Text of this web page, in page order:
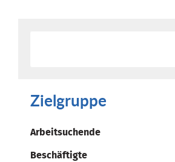
Zielgruppe
Arbeitsuchende
Beschäftigte